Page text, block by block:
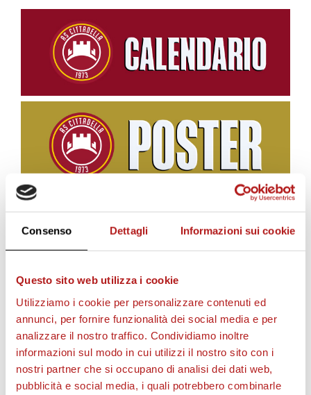
Consenso Dettagli Informazioni sui cookie
Questo sito web utilizza i cookie
Utilizziamo i cookie per personalizzare contenuti ed
annunci, per fornire funzionalità dei social media e per
analizzare il nostro traffico. Condividiamo inoltre
informazioni sul modo in cui utilizzi il nostro sito con i
nostri partner che si occupano di analisi dei dati web,
pubblicità e social media, i quali potrebbero combinarle
BIGLIETTI